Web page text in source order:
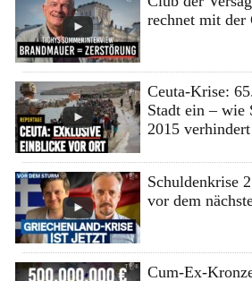
rechnet mit der
Ceuta-Krise:
Stadt ein – wie
2015 verhindert
Schuldenkrise
vor dem
Cum-Ex-